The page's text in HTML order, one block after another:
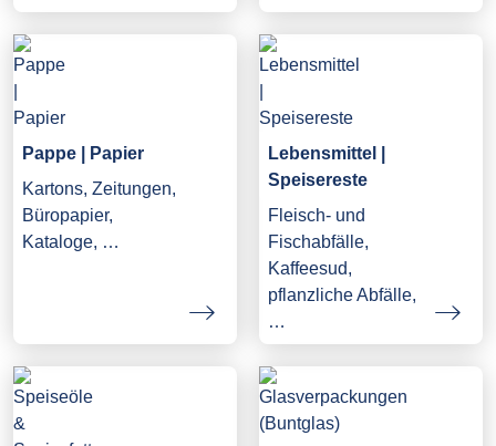
Pappe | Papier
Kartons, Zeitungen,
Büropapier,
Kataloge, …
Lebensmittel |
Speisereste
Fleisch- und
Fischabfälle,
Kaffeesud,
pflanzliche Abfälle,
…